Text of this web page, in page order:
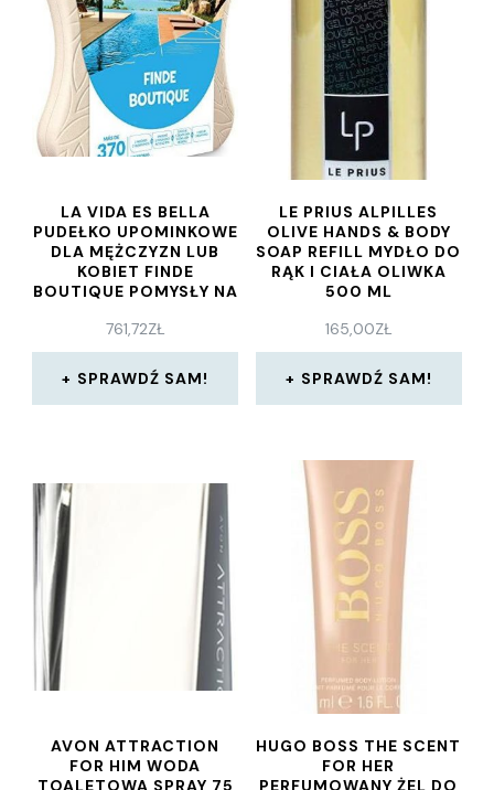
LA VIDA ES BELLA
PUDEŁKO UPOMINKOWE
DLA MĘŻCZYZN LUB
KOBIET FINDE
BOUTIQUE POMYSŁY NA
1 LUB 2 NOCE DLA 2
OSÓB
761,72ZŁ
SPRAWDŹ SAM!
LE PRIUS ALPILLES
OLIVE HANDS & BODY
SOAP REFILL MYDŁO DO
RĄK I CIAŁA OLIWKA
500 ML
165,00ZŁ
SPRAWDŹ SAM!
AVON ATTRACTION
FOR HIM WODA
TOALETOWA SPRAY 75
HUGO BOSS THE SCENT
FOR HER
PERFUMOWANY ŻEL DO